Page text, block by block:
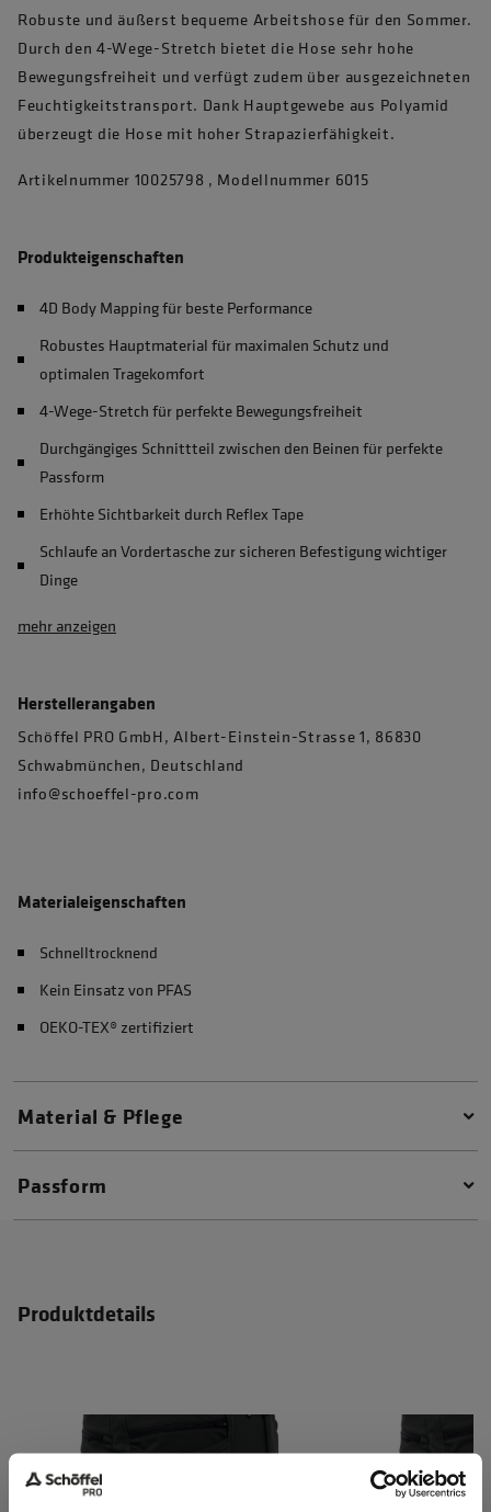
Robuste und äußerst bequeme Arbeitshose für den Sommer.
Durch den 4-Wege-Stretch bietet die Hose sehr hohe
Bewegungsfreiheit und verfügt zudem über ausgezeichneten
Feuchtigkeitstransport. Dank Hauptgewebe aus Polyamid
überzeugt die Hose mit hoher Strapazierfähigkeit.
Artikelnummer 10025798 , Modellnummer 6015
Produkteigenschaften
4D Body Mapping für beste Performance
Robustes Hauptmaterial für maximalen Schutz und
optimalen Tragekomfort
4-Wege-Stretch für perfekte Bewegungsfreiheit
Durchgängiges Schnittteil zwischen den Beinen für perfekte
Passform
Erhöhte Sichtbarkeit durch Reflex Tape
Schlaufe an Vordertasche zur sicheren Befestigung wichtiger
Dinge
mehr anzeigen
Herstellerangaben
Schöffel PRO GmbH, Albert-Einstein-Strasse 1, 86830
Schwabmünchen, Deutschland
info@schoeffel-pro.com
Materialeigenschaften
Schnelltrocknend
Kein Einsatz von PFAS
OEKO-TEX® zertifiziert
Material & Pflege
Passform
Produktdetails